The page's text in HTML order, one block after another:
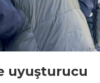
uyuşturucu